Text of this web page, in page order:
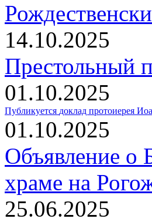
14.10.2025
Престольный
01.10.2025
Публикуется доклад протоиерея
01.10.2025
Объявление о
храме на
25.06.2025